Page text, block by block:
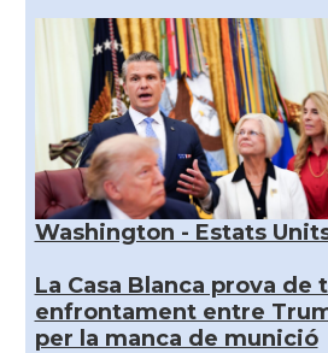
Washington - Estats
La Casa Blanca prova de
enfrontament entre
per la manca de munició